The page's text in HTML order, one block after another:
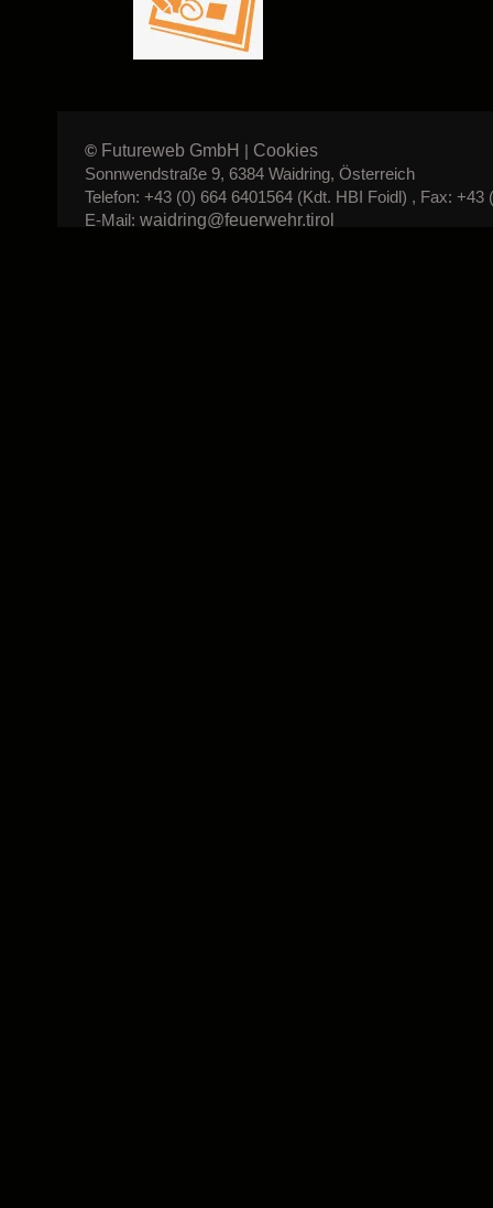
© Futureweb GmbH | Cookies
Sonnwendstraße 9, 6384 Waidring, Österreich
Telefon: +43 (0) 664 6401564 (Kdt. HBI Foidl) , Fax: +43
E-Mail: waidring@feuerwehr.tirol